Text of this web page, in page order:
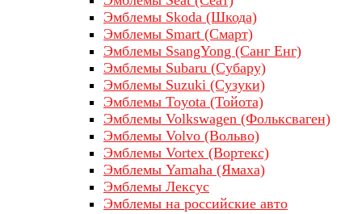
Эмблемы Skoda (Шкода)
Эмблемы Smart (Смарт)
Эмблемы SsangYong (Санг Енг)
Эмблемы Subaru (Субару)
Эмблемы Suzuki (Сузуки)
Эмблемы Toyota (Тойота)
Эмблемы Volkswagen (Фольксваген)
Эмблемы Volvo (Вольво)
Эмблемы Vortex (Вортекс)
Эмблемы Yamaha (Ямаха)
Эмблемы Лексус
Эмблемы на российские авто